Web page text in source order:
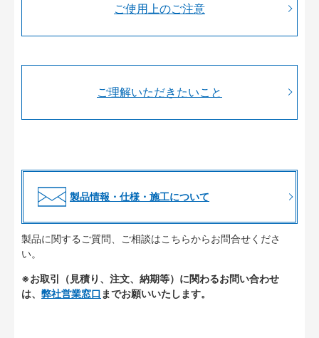
ご使用上のご注意
ご理解いただきたいこと
製品情報・仕様・施工について
製品に関するご質問、ご相談はこちらからお問合せくださ
い。
※お取引（見積り、注文、納期等）に関わるお問い合わせ
は、 弊社営業窓口 までお願いいたします。